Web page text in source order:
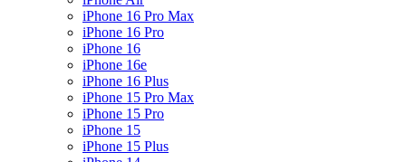
iPhone 16 Pro Max
iPhone 16 Pro
iPhone 16
iPhone 16e
iPhone 16 Plus
iPhone 15 Pro Max
iPhone 15 Pro
iPhone 15
iPhone 15 Plus